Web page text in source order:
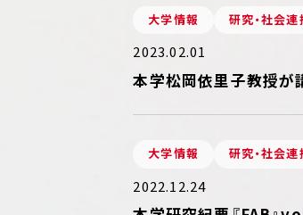
大学情報 研究・社会連
2023.02.01
本学松岡依里子教授が
大学情報 研究・社会連
2022.12.24